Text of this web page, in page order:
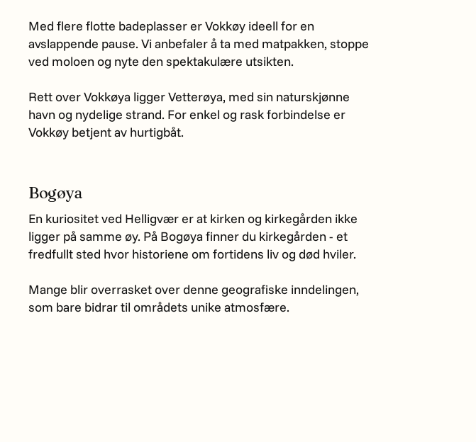
Med flere flotte badeplasser er Vokkøy ideell for en
avslappende pause. Vi anbefaler å ta med matpakken, stoppe
ved moloen og nyte den spektakulære utsikten.
Rett over Vokkøya ligger Vetterøya, med sin naturskjønne
havn og nydelige strand. For enkel og rask forbindelse er
Vokkøy betjent av hurtigbåt.
Bogøya
En kuriositet ved Helligvær er at kirken og kirkegården ikke
ligger på samme øy. På Bogøya finner du kirkegården - et
fredfullt sted hvor historiene om fortidens liv og død hviler.
Mange blir overrasket over denne geografiske inndelingen,
som bare bidrar til områdets unike atmosfære.